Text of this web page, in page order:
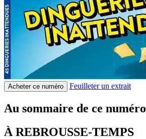
Acheter ce numéro Feuilleter un extrait
Au sommaire de ce numéro
À REBROUSSE-TEMPS